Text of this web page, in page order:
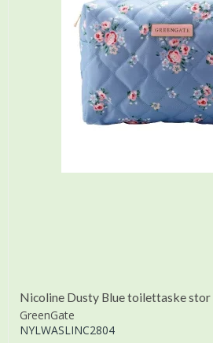
Nicoline Dusty Blue toilettaske stor
GreenGate
NYLWASLINC2804